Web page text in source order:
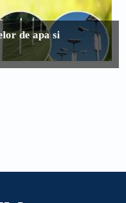
de apa si